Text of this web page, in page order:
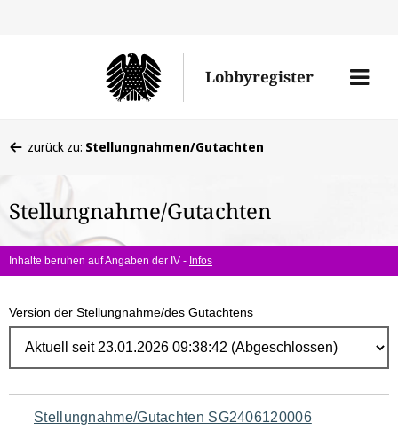
Lobbyregister
Menü
befinden
hier:
zurück zu: Stellungnahmen/Gutachten
Stellungnahme/Gutachten
Inhalte beruhen auf Angaben der IV - Infos
Version der Stellungnahme/des Gutachtens
Navigation
Stellungnahme/Gutachten SG2406120006